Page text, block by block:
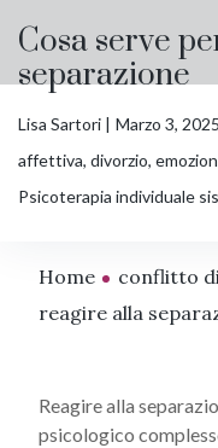
Cosa serve
separazione
Lisa Sartori Marzo 3, 2025
affettiva, divorzio,
Psicoterapia individuale
Home conflitto
reagire alla
Reagire alla
psicologico